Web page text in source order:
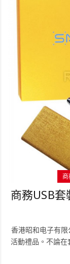
商
商務USB
香港昭和电子有
活動禮品。不論